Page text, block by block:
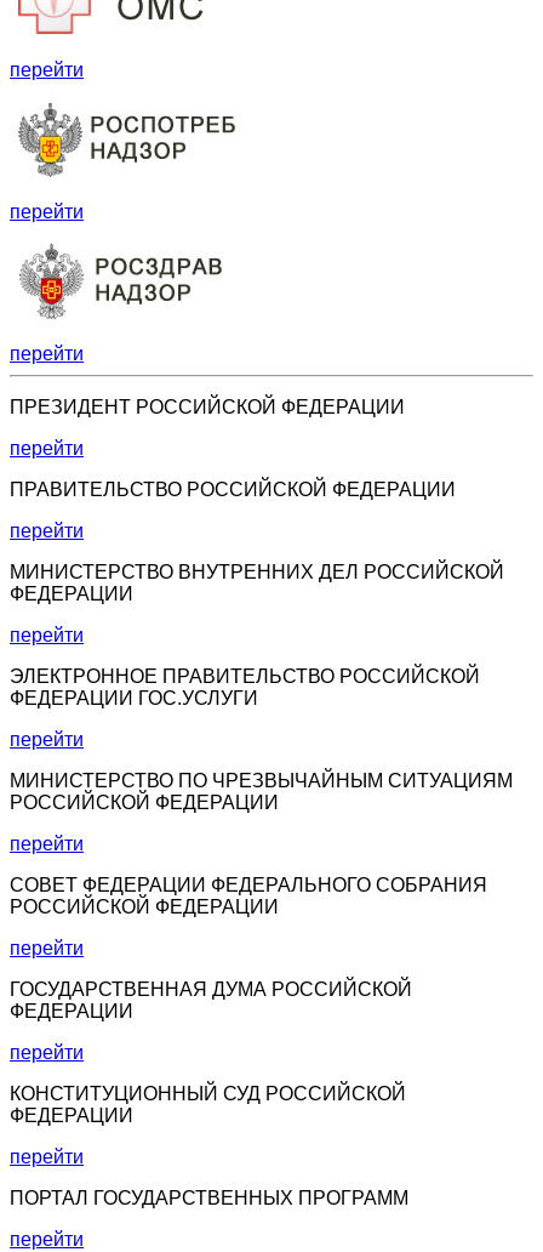
перейти
перейти
перейти
ПРЕЗИДЕНТ РОССИЙСКОЙ ФЕДЕРАЦИИ
перейти
ПРАВИТЕЛЬСТВО РОССИЙСКОЙ ФЕДЕРАЦИИ
перейти
МИНИСТЕРСТВО ВНУТРЕННИХ ДЕЛ РОССИЙСКОЙ
ФЕДЕРАЦИИ
перейти
ЭЛЕКТРОННОЕ ПРАВИТЕЛЬСТВО РОССИЙСКОЙ
ФЕДЕРАЦИИ ГОС.УСЛУГИ
перейти
МИНИСТЕРСТВО ПО ЧРЕЗВЫЧАЙНЫМ СИТУАЦИЯМ
РОССИЙСКОЙ ФЕДЕРАЦИИ
перейти
СОВЕТ ФЕДЕРАЦИИ ФЕДЕРАЛЬНОГО СОБРАНИЯ
РОССИЙСКОЙ ФЕДЕРАЦИИ
перейти
ГОСУДАРСТВЕННАЯ ДУМА РОССИЙСКОЙ
ФЕДЕРАЦИИ
перейти
КОНСТИТУЦИОННЫЙ СУД РОССИЙСКОЙ
ФЕДЕРАЦИИ
перейти
ПОРТАЛ ГОСУДАРСТВЕННЫХ ПРОГРАММ
перейти